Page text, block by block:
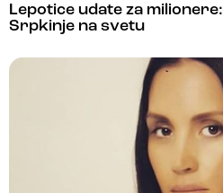
Lepotice udate za
Srpkinje na svetu